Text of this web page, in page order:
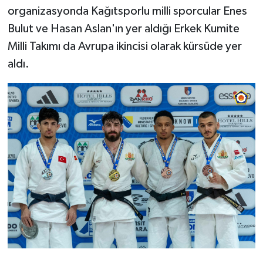
organizasyonda Kağıtsporlu milli sporcular Enes
Bulut ve Hasan Aslan'ın yer aldığı Erkek Kumite
Milli Takımı da Avrupa ikincisi olarak kürsüde yer
aldı.